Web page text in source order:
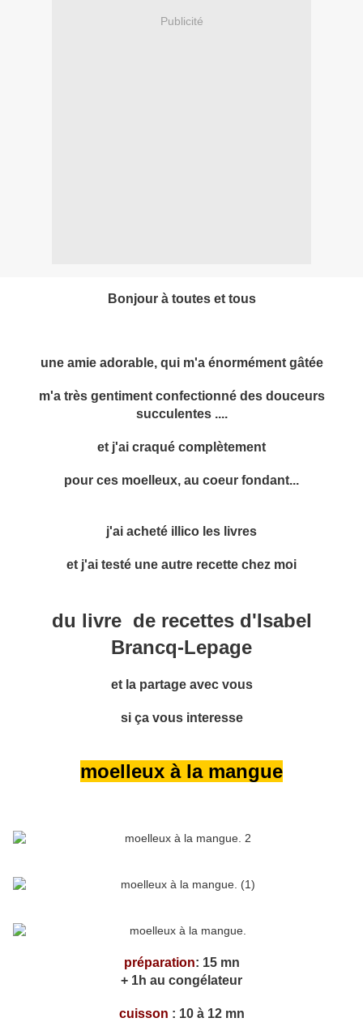
Publicité
Bonjour à toutes et tous
une amie adorable, qui m'a énormément gâtée
m'a très gentiment confectionné des douceurs
succulentes ....
et j'ai craqué complètement
pour ces moelleux, au coeur fondant...
j'ai acheté illico les livres
et j'ai testé une autre recette chez moi
du livre de recettes d'Isabel
Brancq-Lepage
et la partage avec vous
si ça vous interesse
moelleux à la mangue
préparation: 15 mn
+ 1h au congélateur
cuisson : 10 à 12 mn